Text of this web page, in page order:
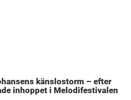
känslostorm – efter
inhoppet i Melodifestivalen